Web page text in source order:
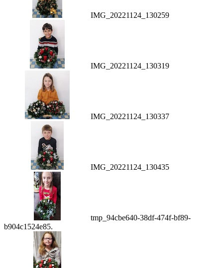
IMG_20221124_130259
IMG_20221124_130319
IMG_20221124_130337
IMG_20221124_130435
tmp_94cbe640-38df-474f-bf89-
b904c1524e85.